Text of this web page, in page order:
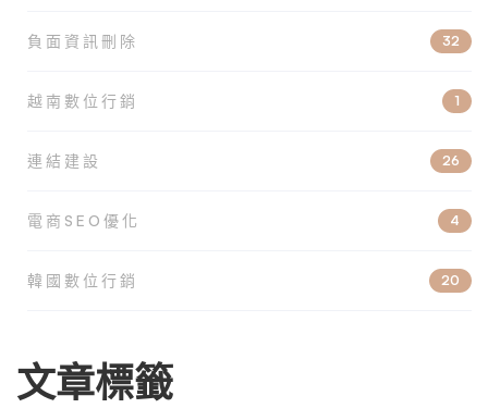
負面資訊刪除 32
越南數位行銷 1
連結建設 26
電商SEO優化 4
韓國數位行銷 20
文章標籤